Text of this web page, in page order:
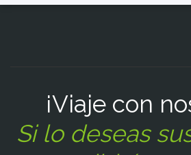
¡Viaje con
Si lo deseas